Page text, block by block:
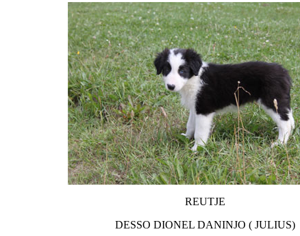
REUTJE
DESSO DIONEL DANINJO ( JULIUS)